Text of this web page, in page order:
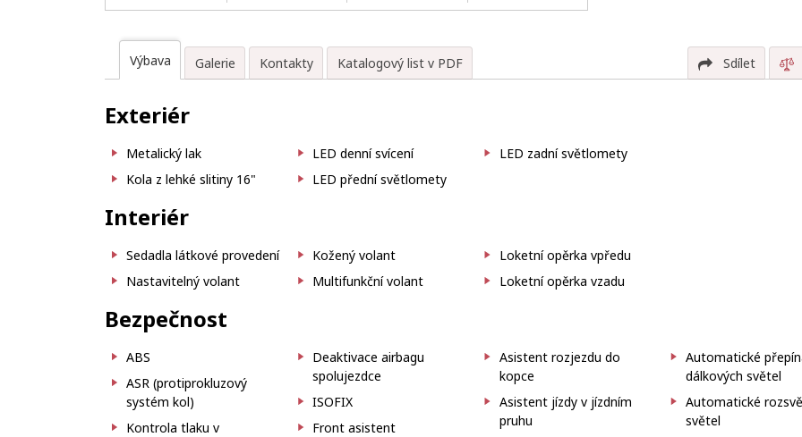
Výbava Galerie Kontakty Katalogový list v PDF Sdílet
Exteriér
Metalický lak
Kola z lehké slitiny 16"
LED denní svícení
LED přední světlomety
LED zadní světlomety
Interiér
Sedadla látkové provedení
Nastavitelný volant
Kožený volant
Multifunkční volant
Loketní opěrka vpředu
Loketní opěrka vzadu
Bezpečnost
ABS
ASR (protiprokluzový
systém kol)
Kontrola tlaku v
Deaktivace airbagu
spolujezdce
ISOFIX
Front asistent
Asistent rozjezdu do
kopce
Asistent jízdy v jízdním
pruhu
Automatické
dálkových světel
Automatické
světel